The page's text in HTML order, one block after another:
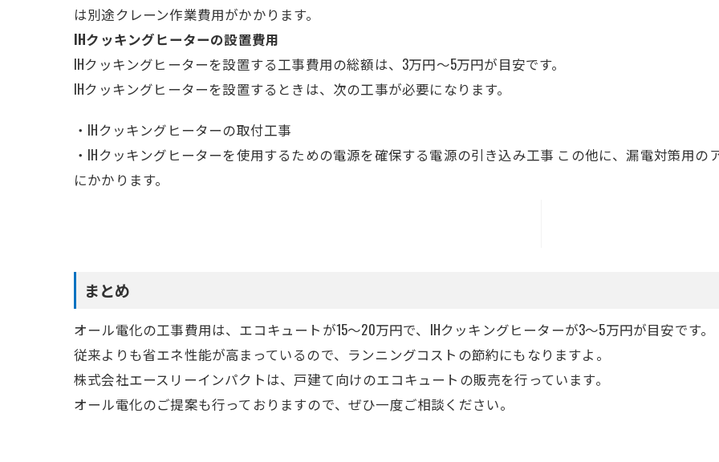
は別途クレーン作業費用がかかります。
IHクッキングヒーターの設置費用
IHクッキングヒーターを設置する工事費用の総額は、3万円～5万円が目安です。
IHクッキングヒーターを設置するときは、次の工事が必要になります。
・IHクッキングヒーターの取付工事
・IHクッキングヒーターを使用するための電源を確保する電源の引き込み工事 この他に、漏電対策用の
にかかります。
まとめ
オール電化の工事費用は、エコキュートが15～20万円で、IHクッキングヒーターが3～5万円が目安です。
従来よりも省エネ性能が高まっているので、ランニングコストの節約にもなりますよ。
株式会社エースリーインパクトは、戸建て向けのエコキュートの販売を行っています。
オール電化のご提案も行っておりますので、ぜひ一度ご相談ください。